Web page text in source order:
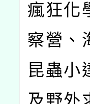
瘋狂化
察營、
昆蟲小
及野外